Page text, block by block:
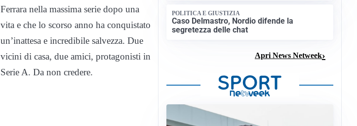
Ferrara nella massima serie dopo una
vita e che lo scorso anno ha conquistato
un’inattesa e incredibile salvezza. Due
vicini di casa, due amici, protagonisti in
Serie A. Da non credere.
POLITICA E GIUSTIZIA
Caso Delmastro, Nordio difende la
segretezza delle chat
Apri News Netweek